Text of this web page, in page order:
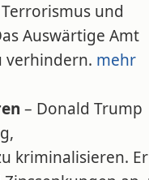
und
Auswärtige Amt
verhindern. mehr
– Donald Trump
kriminalisieren. Er